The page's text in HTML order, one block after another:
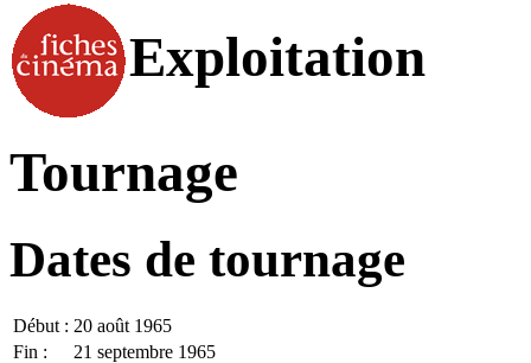
Exploitation
Tournage
Dates de tournage
Début : 20 août 1965
Fin :
21 septembre 1965